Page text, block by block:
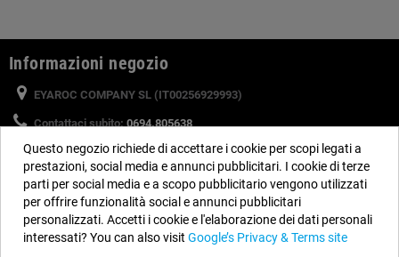
Informazioni negozio
EYAROC COMPANY SL (IT00256929993)
Contattaci subito:0694.805638
Orario:Dal lunedì al venerdì, dalle 9 alle 14 e dalle 15 alle 18
Email:info@piscinefuori-terra.com
Seguici
Questo negozio richiede di accettare i cookie per scopi legati a
prestazioni, social media e annunci pubblicitari. I cookie di terze
parti per social media e a scopo pubblicitario vengono utilizzati
per offrire funzionalità social e annunci pubblicitari
personalizzati. Accetti i cookie e l'elaborazione dei dati personali
interessati? You can also visit Google’s Privacy & Terms site